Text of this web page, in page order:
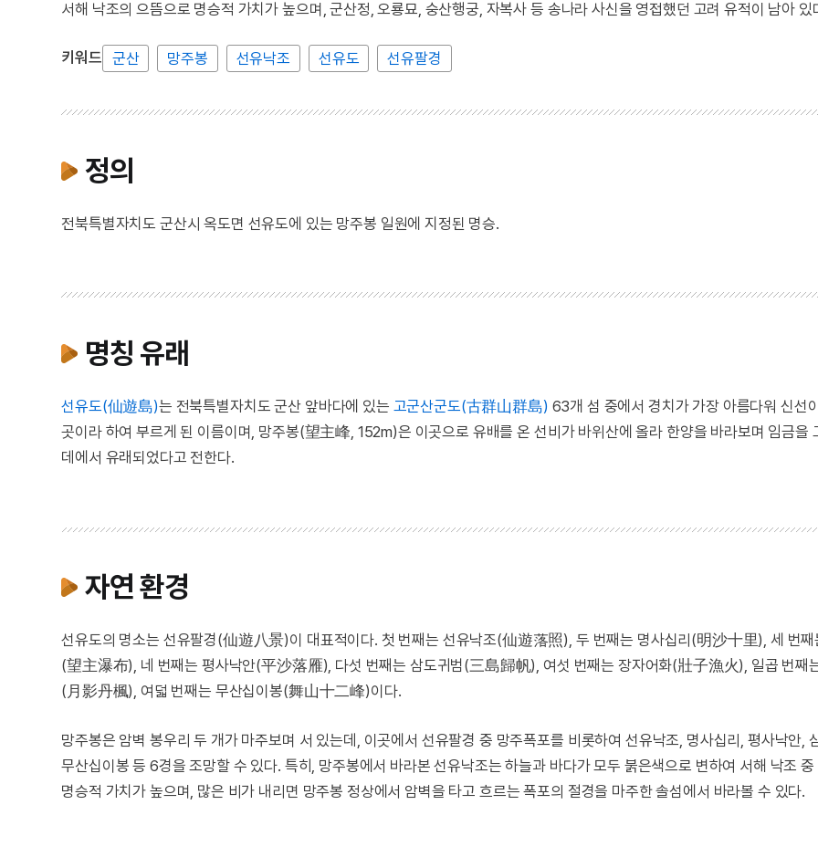
서해 낙조의 으뜸으로 명승적 가치가 높으며, 군산정, 오룡묘, 숭산행궁, 자복사 등 송나라 사신을 영접했던 고려 유적이 남아 있
키워드 군산 망주봉 선유낙조 선유도 선유팔경
정의
전북특별자치도 군산시 옥도면 선유도에 있는 망주봉 일원에 지정된 명승.
명칭 유래
선유도(仙遊島)는 전북특별자치도 군산 앞바다에 있는 고군산군도(古群山群島) 63개 섬 중에서 경치가 가장 아름다워 신선
곳이라 하여 부르게 된 이름이며, 망주봉(望主峰, 152m)은 이곳으로 유배를 온 선비가 바위산에 올라 한양을 바라보며 임금을
데에서 유래되었다고 전한다.
자연 환경
선유도의 명소는 선유팔경(仙遊八景)이 대표적이다. 첫 번째는 선유낙조(仙遊落照), 두 번째는 명사십리(明沙十里), 세 번째
(望主瀑布), 네 번째는 평사낙안(平沙落雁), 다섯 번째는 삼도귀범(三島歸帆), 여섯 번째는 장자어화(壯子漁火), 일곱 번째
(月影丹楓), 여덟 번째는 무산십이봉(舞山十二峰)이다.
망주봉은 암벽 봉우리 두 개가 마주보며 서 있는데, 이곳에서 선유팔경 중 망주폭포를 비롯하여 선유낙조, 명사십리, 평사낙안,
무산십이봉 등 6경을 조망할 수 있다. 특히, 망주봉에서 바라본 선유낙조는 하늘과 바다가 모두 붉은색으로 변하여 서해 낙조 중
명승적 가치가 높으며, 많은 비가 내리면 망주봉 정상에서 암벽을 타고 흐르는 폭포의 절경을 마주한 솔섬에서 바라볼 수 있다.